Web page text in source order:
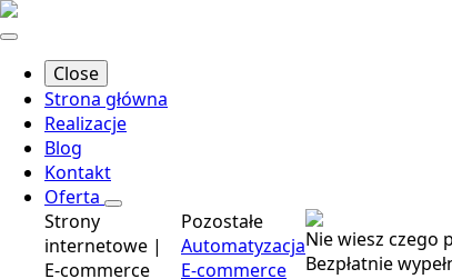
Close
Strona główna
Realizacje
Blog
Kontakt
Oferta
Strony
internetowe |
E-commerce
Pozostałe
Automatyzacja
E-commerce
Nie wiesz czego
Bezpłatnie